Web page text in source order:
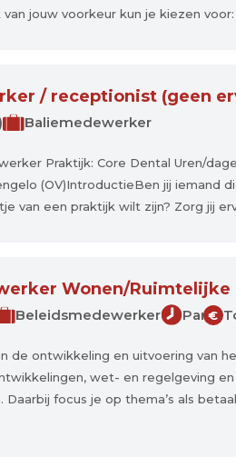
jouw voorkeur kun je kiezen
/ receptionist (geen
Baliemedewerker
Praktijk: Core Dental Uren/
(OV)IntroductieBen jij iemand
van een praktijk wilt zijn? Zorg jij
Wonen/
Beleidsmedewerker €
de ontwikkeling en uitvoering van
wet- en regelgeving
Daarbij focus je op thema’s als